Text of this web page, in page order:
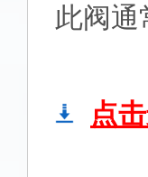
此阀通
点